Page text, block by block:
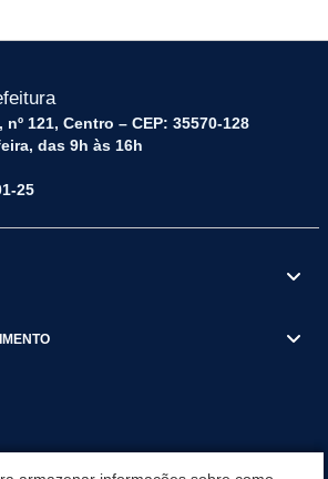
121, Centro – CEP: 35570-128
das 9h às 16h
25